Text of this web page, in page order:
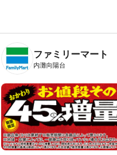
B
n
T
ファミリーマート
内灘向陽台